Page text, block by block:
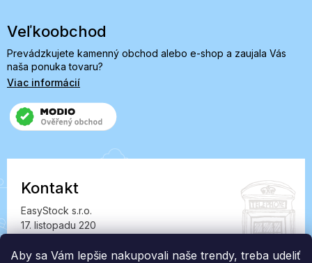
Aby sa Vám lepšie nakupovali naše trendy, treba udeliť
Veľkoobchod
Prevádzkujete kamenný obchod alebo e-shop a zaujala Vás
naša ponuka tovaru?
Viac informácií
Kontakt
EasyStock s.r.o.
17. listopadu 220
IČ: 07727402, DIČ: CZ07727402